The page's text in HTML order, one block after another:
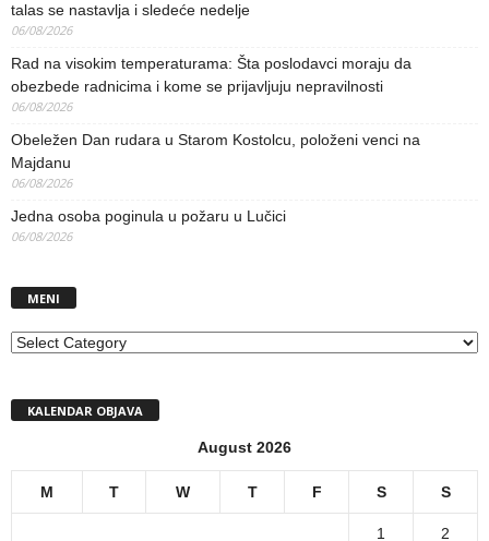
talas se nastavlja i sledeće nedelje
06/08/2026
Rad na visokim temperaturama: Šta poslodavci moraju da
obezbede radnicima i kome se prijavljuju nepravilnosti
06/08/2026
Obeležen Dan rudara u Starom Kostolcu, položeni venci na
Majdanu
06/08/2026
Jedna osoba poginula u požaru u Lučici
06/08/2026
MENI
MENI
KALENDAR OBJAVA
August 2026
M T W T F S S
1 2